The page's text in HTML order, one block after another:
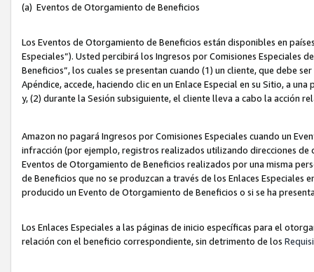
(a) Eventos de Otorgamiento de Beneficios
Los Eventos de Otorgamiento de Beneficios están disponibles en
Especiales”). Usted percibirá los Ingresos por Comisiones Especiales
Beneficios”, los cuales se presentan cuando (1) un cliente, que debe
Apéndice, accede, haciendo clic en un Enlace Especial en su Sitio, a
y, (2) durante la Sesión subsiguiente, el cliente lleva a cabo la acción
Amazon no pagará Ingresos por Comisiones Especiales cuando un
infracción (por ejemplo, registros realizados utilizando direcciones
Eventos de Otorgamiento de Beneficios realizados por una misma
de Beneficios que no se produzcan a través de los Enlaces Especiales
producido un Evento de Otorgamiento de Beneficios o si se ha
Los Enlaces Especiales a las páginas de inicio específicas para el
relación con el beneficio correspondiente, sin detrimento de los